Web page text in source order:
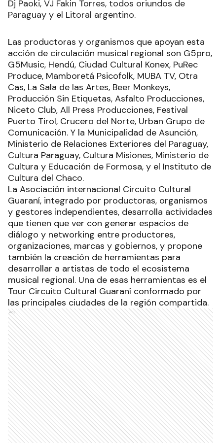
Dj Paoki, VJ Fakin Torres, todos oriundos de
Paraguay y el Litoral argentino.
Las productoras y organismos que apoyan esta
acción de circulación musical regional son G5pro,
G5Music, Hendú, Ciudad Cultural Konex, PuRec
Produce, Mamboretá Psicofolk, MUBA TV, Otra
Cas, La Sala de las Artes, Beer Monkeys,
Producción Sin Etiquetas, Asfalto Producciones,
Niceto Club, All Press Producciones, Festival
Puerto Tirol, Crucero del Norte, Urban Grupo de
Comunicación. Y la Municipalidad de Asunción,
Ministerio de Relaciones Exteriores del Paraguay,
Cultura Paraguay, Cultura Misiones, Ministerio de
Cultura y Educación de Formosa, y el Instituto de
Cultura del Chaco.
La Asociación internacional Circuito Cultural
Guaraní, integrado por productoras, organismos
y gestores independientes, desarrolla actividades
que tienen que ver con generar espacios de
diálogo y networking entre productores,
organizaciones, marcas y gobiernos, y propone
también la creación de herramientas para
desarrollar a artistas de todo el ecosistema
musical regional. Una de esas herramientas es el
Tour Circuito Cultural Guaraní conformado por
las principales ciudades de la región compartida.
Ads